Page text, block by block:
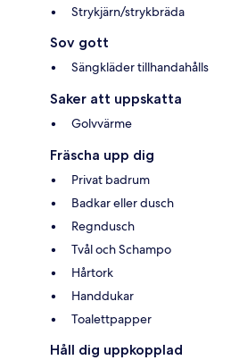
Strykjärn/strykbräda
Sov gott
Sängkläder tillhandahålls
Saker att uppskatta
Golvvärme
Fräscha upp dig
Privat badrum
Badkar eller dusch
Regndusch
Tvål och Schampo
Hårtork
Handdukar
Toalettpapper
Håll dig uppkopplad